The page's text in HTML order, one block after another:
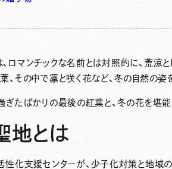
ロマンチックな名前とは対照的に、荒涼と
、その中で凛と咲く花など、冬の自然の姿
ぎたばかりの最後の紅葉と、冬の花を堪能
地とは
性化支援センターが、少子化対策と地域